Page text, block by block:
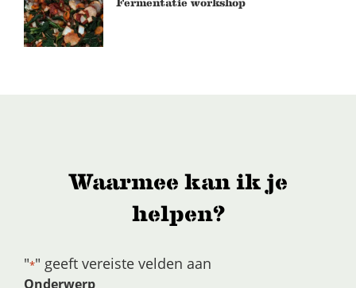
Waarmee kan ik je
helpen?
"*" geeft vereiste velden aan
Onderwerp